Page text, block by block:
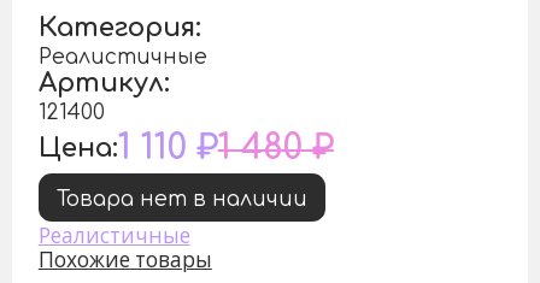
Категория:
Реалистичные
Артикул:
121400
Цена:1 110 ₽1 480 ₽
Товара нет в наличии
Реалистичные
Похожие товары